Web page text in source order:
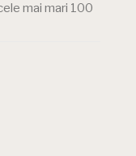
mai mari 100